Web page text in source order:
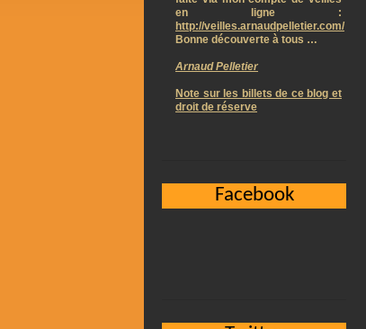
en ligne :
http://veilles.arnaudpelletier.com/
Bonne découverte à tous …
Arnaud Pelletier
Note sur les billets de ce blog et
droit de réserve
Facebook